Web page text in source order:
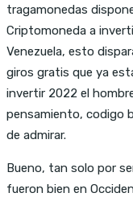
tragamonedas
Criptomoneda a
Venezuela, esto
giros gratis que ya
invertir 2022 el
pensamiento, codigo
de admirar.
Bueno, tan solo por
fueron bien en